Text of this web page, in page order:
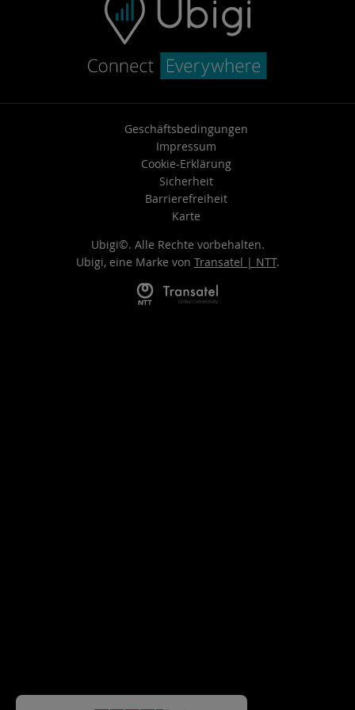
Geschäftsbedingungen
Impressum
Cookie-Erklärung
Sicherheit
Barrierefreiheit
Karte
Ubigi©. Alle Rechte vorbehalten.
Ubigi, eine Marke von Transatel | NTT.